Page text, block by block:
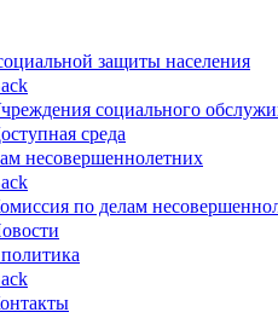
защиты населения
социального
среда
несовершеннолетних
по делам